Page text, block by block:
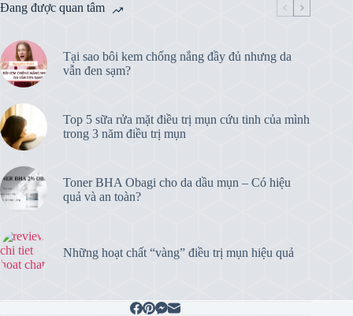
Đang được quan tâm
Tại sao bôi kem chống nắng đầy đủ nhưng da
vẫn đen sạm?
Top 5 sữa rửa mặt điều trị mụn cứu tinh của mình
trong 3 năm điều trị mụn
Toner BHA Obagi cho da dầu mụn – Có hiệu
quả và an toàn?
Những hoạt chất “vàng” điều trị mụn hiệu quả